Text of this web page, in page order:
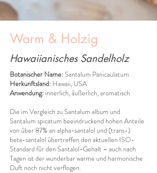
Warm & Holzig
Hawaiianisches Sandelholz
Botanischer Name: Santalum Panicaulatum
Herkunftsland: Hawaii, USA
Anwendung: innerlich, äußerlich, aromatisch
Die im Vergleich zu Santalum album und
Santalum spicatum beeindruckend hohen Anteile
von über 87% an alpha-santalol und (trans-)
beta-santalol übertreffen den aktuellen ISO-
Standard für den Santalol-Gehalt – auch nach
Tagen ist der wunderbar warme und harmonische
Duft noch nicht verflogen.